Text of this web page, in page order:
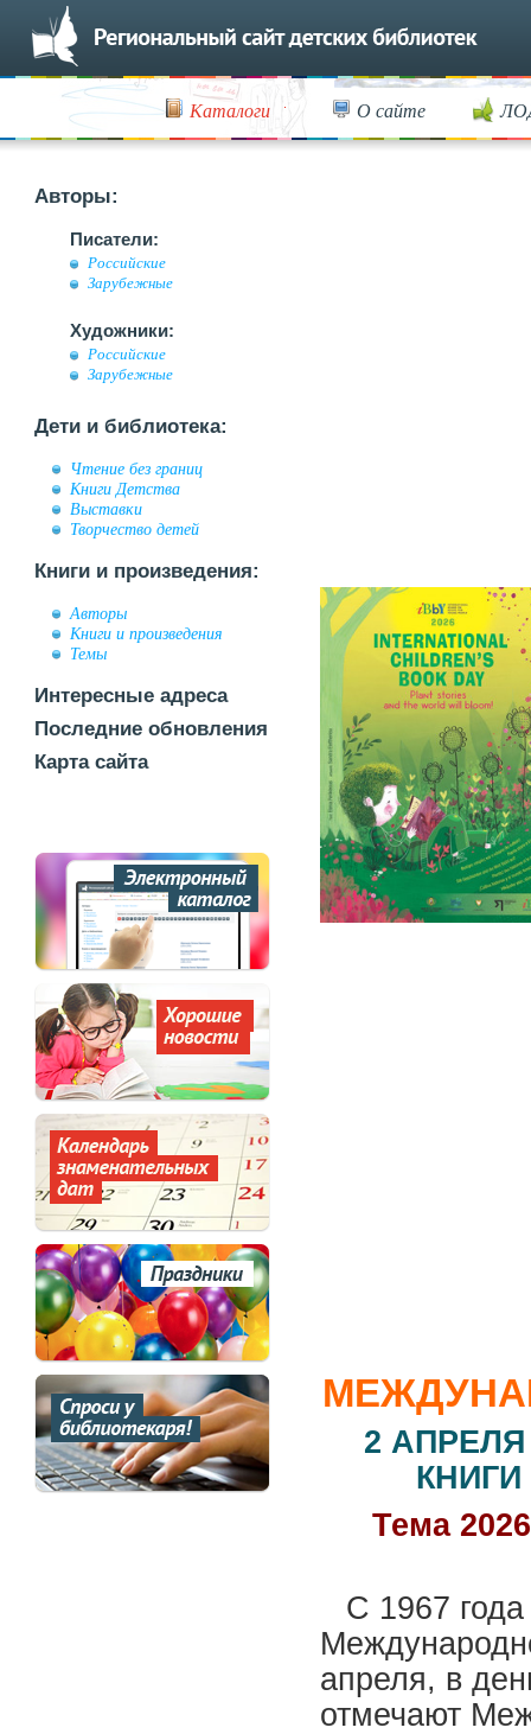
Каталоги О сайте
Авторы:
Писатели:
Российские
Зарубежные
Художники:
Российские
Зарубежные
Дети и библиотека:
Чтение без границ
Книги Детства
Выставки
Творчество детей
Книги и произведения:
Авторы
Книги и произведения
Темы
Интересные адреса
Последние обновления
Карта сайта
2
КНИГИ
Тема
С 1967
апреля, в
отмечают